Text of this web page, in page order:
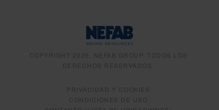
COPYRIGHT 2026, NEFAB GROUP, TODOS LOS
DERECHOS RESERVADOS.
PRIVACIDAD Y COOKIES
CONDICIONES DE USO